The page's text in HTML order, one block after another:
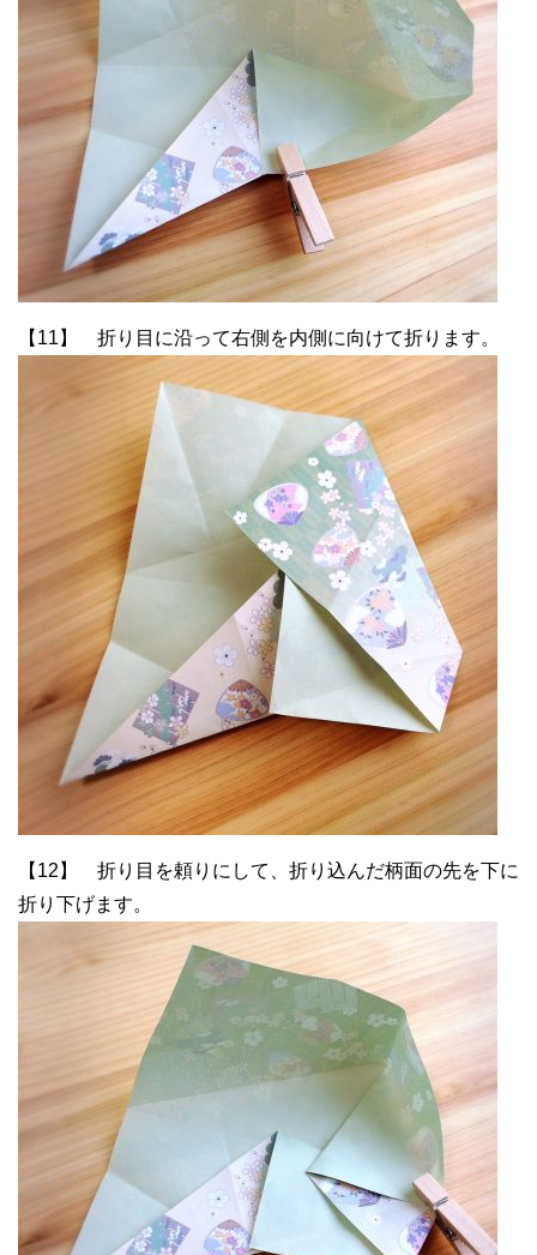
【11】 折り目に沿って右側を内側に向けて折ります。
【12】 折り目を頼りにして、折り込んだ柄面の先を下に
折り下げます。